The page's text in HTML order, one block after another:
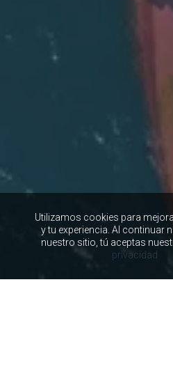
Utilizamos cookies para
y tu experiencia. Al continuar
nuestro sitio, tú aceptas
privacidad